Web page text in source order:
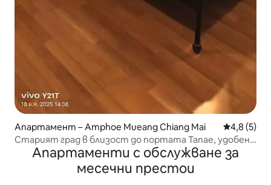
Апартамент – Amphoe Mueang Chiang Mai Средна
4,8 (5)
Старият град в близост до портата Тапае, удобен
Апартаменти с обслужване за
месечни престои